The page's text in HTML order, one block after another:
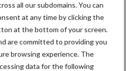
all our subdomains. You can
at any time by clicking the
at the bottom of your screen.
are committed to providing you
browsing experience. The
data for the following
ziet volume en
groeien in
Nederlandse